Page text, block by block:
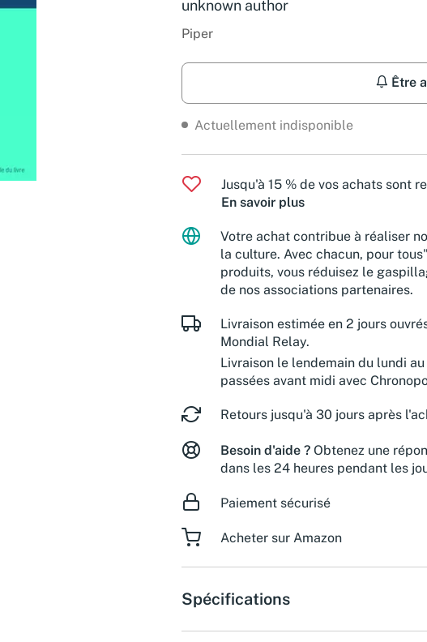
unknown author
Piper
Être
Actuellement indisponible
Jusqu'à 15 % de vos achats sont
En savoir plus
Votre achat contribue à réaliser
la culture. Avec chacun, pour
produits, vous réduisez le
de nos associations partenaires.
Livraison estimée en 2 jours
Mondial Relay.
Livraison le lendemain du lundi
passées avant midi avec
Retours jusqu'à 30 jours après
Besoin d'aide ? Obtenez une
dans les 24 heures pendant les
Paiement sécurisé
Acheter sur Amazon
Spécifications